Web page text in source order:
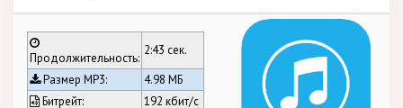
Продолжительность:
2:43 сек.
Размер MP3:
4.98 МБ
Битрейт:
192 кбит/c